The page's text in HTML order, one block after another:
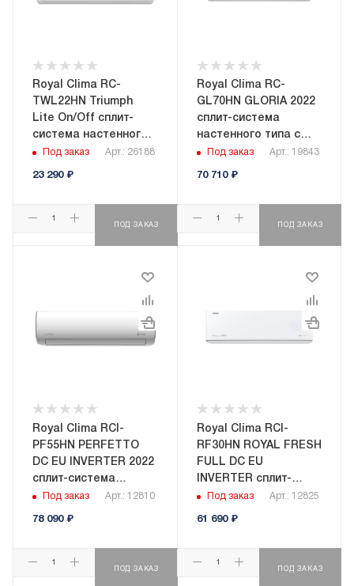
Royal Clima RC-
TWL22HN Triumph
Lite On/Off сплит-
система настенного
типаПод заказ Арт.: 26188
23 290₽
ПОД ЗАКАЗ
Royal Clima RC-
GL70HN GLORIA 2022
сплит-система
настенного типа с
зимним комплектом
Под заказ Арт.: 19843
70 710₽
ПОД ЗАКАЗ
Royal Clima RCI-
PF55HN PERFETTO
DC EU INVERTER 2022
сплит-система
настенного типа
Под заказ Арт.: 12810
78 090₽
ПОД ЗАКАЗ
Royal Clima RCI-
RF30HN ROYAL FRESH
FULL DC EU
INVERTER сплит-
система настенного
Под заказ Арт.: 12825
61 690₽
ПОД ЗАКАЗ